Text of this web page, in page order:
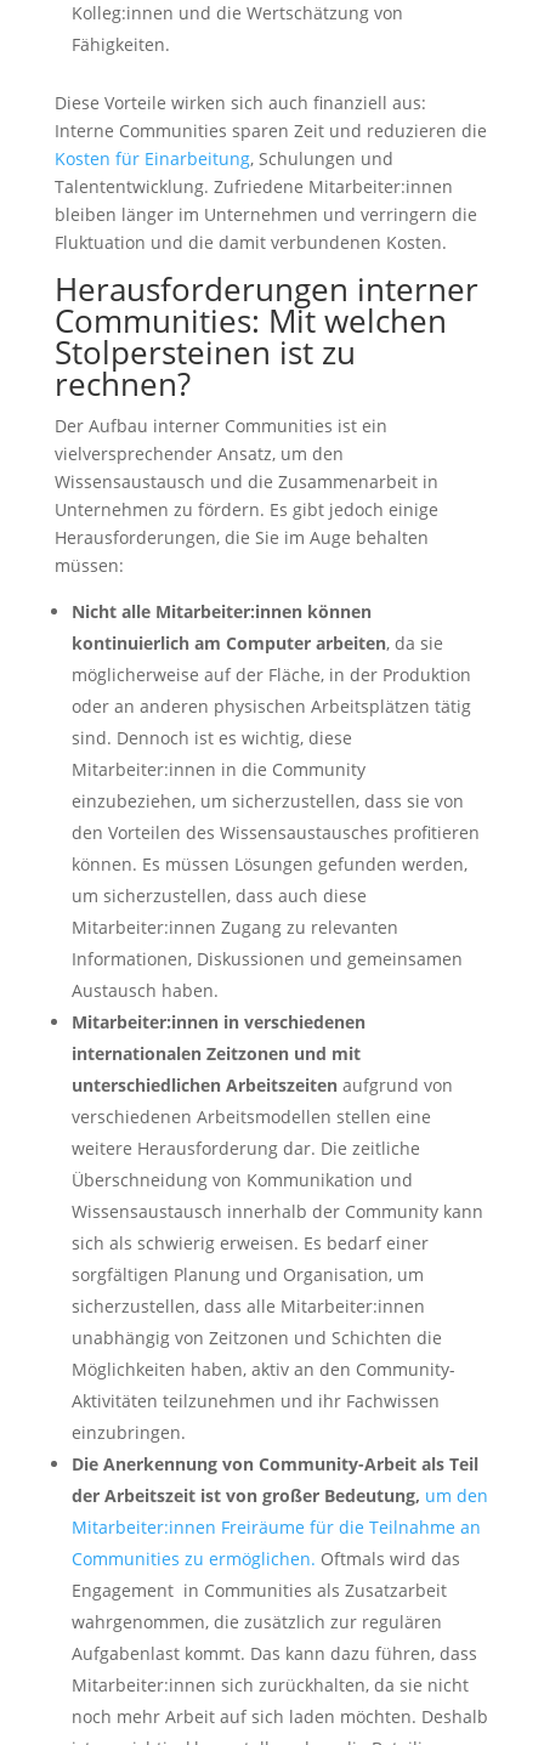
Kolleg:innen und die Wertschätzung von
Fähigkeiten.
Diese Vorteile wirken sich auch finanziell aus:
Interne Communities sparen Zeit und reduzieren die
Kosten für Einarbeitung, Schulungen und
Talententwicklung. Zufriedene Mitarbeiter:innen
bleiben länger im Unternehmen und verringern die
Fluktuation und die damit verbundenen Kosten.
Herausforderungen interner
Communities: Mit welchen
Stolpersteinen ist zu
rechnen?
Der Aufbau interner Communities ist ein
vielversprechender Ansatz, um den
Wissensaustausch und die Zusammenarbeit in
Unternehmen zu fördern. Es gibt jedoch einige
Herausforderungen, die Sie im Auge behalten
müssen:
Nicht alle Mitarbeiter:innen können
kontinuierlich am Computer arbeiten, da sie
möglicherweise auf der Fläche, in der Produktion
oder an anderen physischen Arbeitsplätzen tätig
sind. Dennoch ist es wichtig, diese
Mitarbeiter:innen in die Community
einzubeziehen, um sicherzustellen, dass sie von
den Vorteilen des Wissensaustausches profitieren
können. Es müssen Lösungen gefunden werden,
um sicherzustellen, dass auch diese
Mitarbeiter:innen Zugang zu relevanten
Informationen, Diskussionen und gemeinsamen
Austausch haben.
Mitarbeiter:innen in verschiedenen
internationalen Zeitzonen und mit
unterschiedlichen Arbeitszeitenaufgrund von
verschiedenen Arbeitsmodellen stellen eine
weitere Herausforderung dar. Die zeitliche
Überschneidung von Kommunikation und
Wissensaustausch innerhalb der Community kann
sich als schwierig erweisen. Es bedarf einer
sorgfältigen Planung und Organisation, um
sicherzustellen, dass alle Mitarbeiter:innen
unabhängig von Zeitzonen und Schichten die
Möglichkeiten haben, aktiv an den Community-
Aktivitäten teilzunehmen und ihr Fachwissen
einzubringen.
Die Anerkennung von Community-Arbeit als Teil
der Arbeitszeit ist von großer Bedeutung, um den
Mitarbeiter:innen Freiräume für die Teilnahme an
Communities zu ermöglichen. Oftmals wird das
Engagement in Communities als Zusatzarbeit
wahrgenommen, die zusätzlich zur regulären
Aufgabenlast kommt. Das kann dazu führen, dass
Mitarbeiter:innen sich zurückhalten, da sie nicht
noch mehr Arbeit auf sich laden möchten. Deshalb